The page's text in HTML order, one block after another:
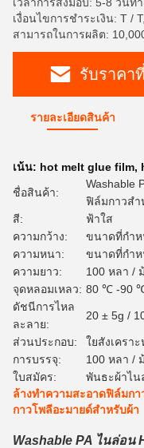
เงื่อนไขการชำระเงิน: T /
สามารถในการผลิต:
รับราคา
รายละเอียดสินค้า
เน้น: hot melt glue film,
ชื่อสินค้า:
Washable
ฟิล์มกาวสำ
สี:
ฟ้าใส
ความกว้าง:
ขนาดที่กำห
ความหนา:
ขนาดที่กำห
ความยาว:
100 หลา /
จุดหลอมเหลว: 80 ℃ -90
ดัชนีการไหล
ละลาย:
20 ± 5g /
ส่วนประกอบ:
ใยสังเคราะ
การบรรจุ:
100 หลา /
ใบสมัคร:
พันธะผ้าไน
ล้างทำความสะอาดฟิล์มก
กาวโพลีอะมายด์สำหรับผ้า
Washable PA ไนล่อน